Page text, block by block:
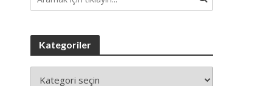
Kategoriler